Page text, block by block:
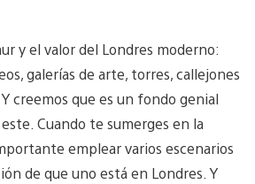
y el valor del Londres moderno:
galerías de arte, torres, callejones
creemos que es un fondo genial
Cuando te sumerges en la
emplear varios escenarios
de que uno está en Londres. Y